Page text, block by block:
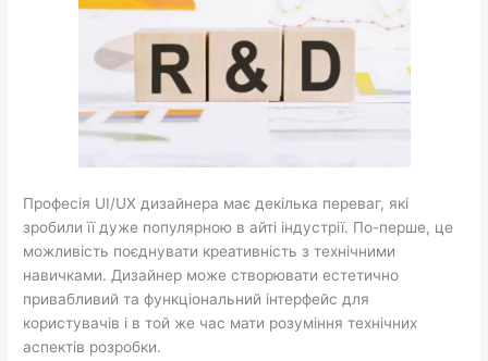
Професія UI/UX дизайнера має декілька переваг, які
зробили її дуже популярною в айті індустрії. По-перше, це
можливість поєднувати креативність з технічними
навичками. Дизайнер може створювати естетично
привабливий та функціональний інтерфейс для
користувачів і в той же час мати розуміння технічних
аспектів розробки.